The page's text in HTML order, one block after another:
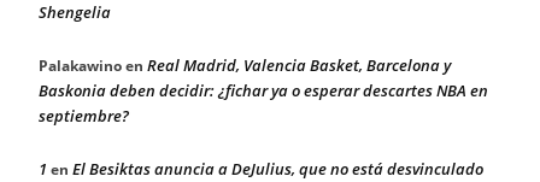
Shengelia
Palakawinoen Real Madrid, Valencia Basket, Barcelona y
Baskonia deben decidir: ¿fichar ya o esperar descartes NBA en
septiembre?
1 en El Besiktas anuncia a DeJulius, que no está desvinculado